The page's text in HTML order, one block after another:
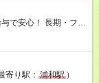
たいと思っていま
定した給与が入りま
は柔軟に対応する
寄り駅： 浦和駅 ）